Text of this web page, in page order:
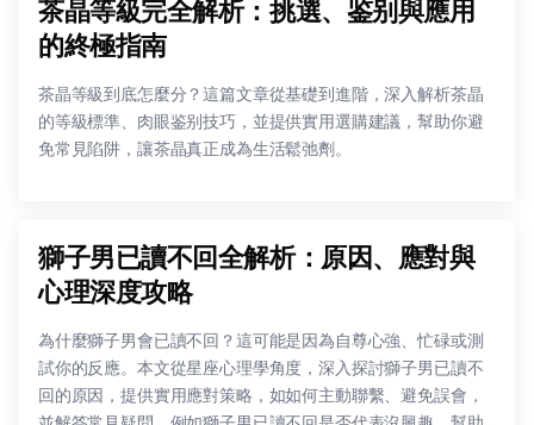
茶晶等級完全解析：挑選、鉴别與應用
的終極指南
茶晶等級到底怎麼分？這篇文章從基礎到進階，深入解析茶晶
的等級標準、肉眼鉴别技巧，並提供實用選購建議，幫助你避
免常見陷阱，讓茶晶真正成為生活鬆弛劑。
獅子男已讀不回全解析：原因、應對與
心理深度攻略
為什麼獅子男會已讀不回？這可能是因為自尊心強、忙碌或測
試你的反應。本文從星座心理學角度，深入探討獅子男已讀不
回的原因，提供實用應對策略，如如何主動聯繫、避免誤會，